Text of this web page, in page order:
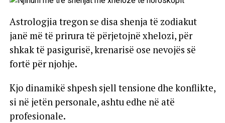
Astrologjia tregon se disa shenja të zodiakut
janë më të prirura të përjetojnë xhelozi, për
shkak të pasigurisë, krenarisë ose nevojës së
fortë për njohje.
Kjo dinamikë shpesh sjell tensione dhe konflikte,
si në jetën personale, ashtu edhe në atë
profesionale.